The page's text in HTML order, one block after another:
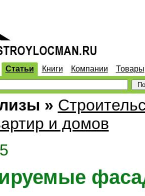
Статьи Книги Компании Товары
»
и домов